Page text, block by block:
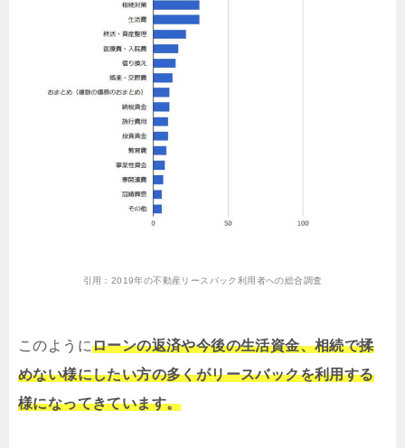
引用： 2019年の不動産リースバック利用者への総合調査
このようにローンの返済や今後の生活資金、相続で揉
めない様にしたい方の多くがリースバックを利用する
様になってきています。